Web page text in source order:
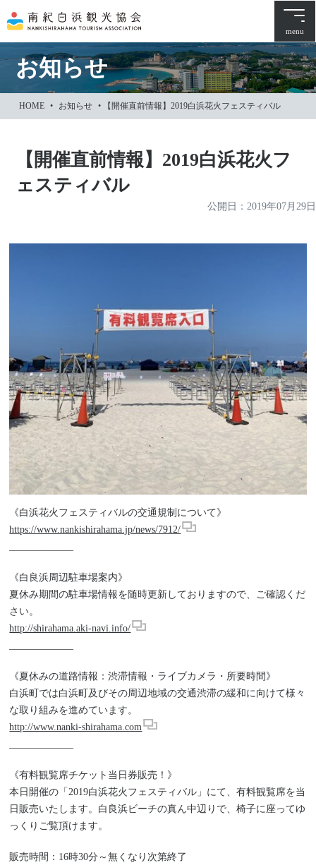
文
に
ス
ッ
menu
お知らせ
HOME • お知らせ • 【開催直前情報】2019白浜花火フェスティバル
【開催直前情報】2019白浜花火フ
ェスティバル
公開日： 2019年07月29日
《白浜花火フェスティバルの交通規制について》
https://www.nankishirahama.jp/news/7912/
《白良浜周辺駐車場案内》
夏休み期間の駐車場情報を随時更新しておりますので、ご確認くだ
さい。
http://shirahama.aki-navi.info/
《夏休みの道路情報：渋滞情報・ライブカメラ・所要時間》
白浜町では白浜町及びその周辺地域の交通渋滞の緩和に向けて様々
な取り組みを進めています。
http://www.nanki-shirahama.com
《有料観覧席チケット当日券販売！》
本日開催の「2019白浜花火フェスティバル」にて、有料観覧席を当
日販売いたします。白良浜ビーチの真ん中辺りで、椅子に座ってゆ
っくりご覧頂けます。
販売時間：16時30分～無くなり次第終了